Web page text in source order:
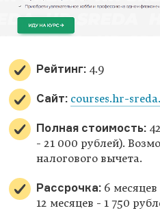
Рейтинг: 4.9
Сайт: courses.hr-
Полная стоимость:
- 21 000 рублей).
налогового вычета.
Рассрочка: 6
12 месяцев - 1 750